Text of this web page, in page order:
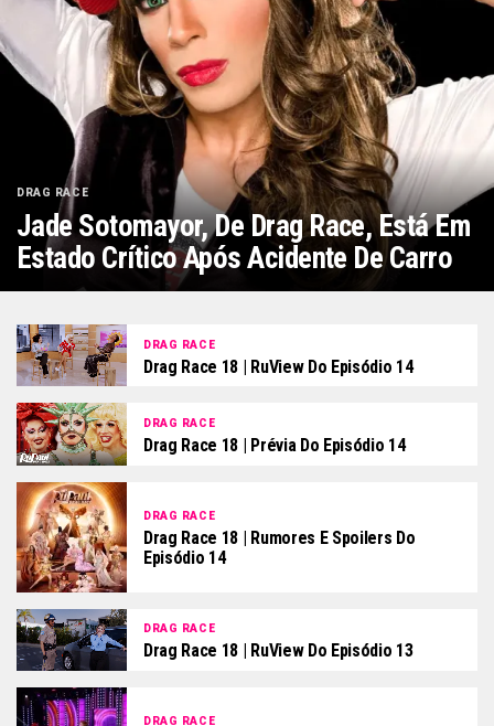
DRAG RACE
Jade Sotomayor, De Drag Race, Está Em
Estado Crítico Após Acidente De Carro
DRAG RACE
Drag Race 18 | RuView Do Episódio 14
DRAG RACE
Drag Race 18 | Prévia Do Episódio 14
DRAG RACE
Drag Race 18 | Rumores E Spoilers Do
Episódio 14
DRAG RACE
Drag Race 18 | RuView Do Episódio 13
DRAG RACE